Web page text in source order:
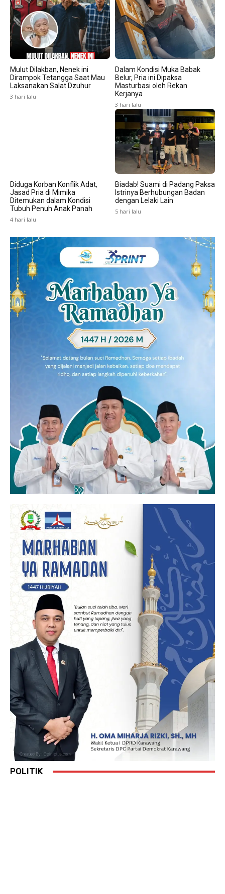
Mulut Dilakban, Nenek ini
Dirampok Tetangga Saat Mau
Laksanakan Salat Dzuhur
3 hari lalu
Dalam Kondisi Muka Babak
Belur, Pria ini Dipaksa
Masturbasi oleh Rekan
Kerjanya
3 hari lalu
Diduga Korban Konflik Adat,
Jasad Pria di Mimika
Ditemukan dalam Kondisi
Tubuh Penuh Anak Panah
4 hari lalu
Biadab! Suami di Padang Paksa
Istrinya Berhubungan Badan
dengan Lelaki Lain
5 hari lalu
POLITIK